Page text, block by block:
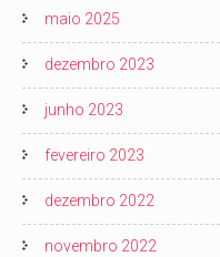
maio 2025
dezembro 2023
junho 2023
fevereiro 2023
dezembro 2022
novembro 2022